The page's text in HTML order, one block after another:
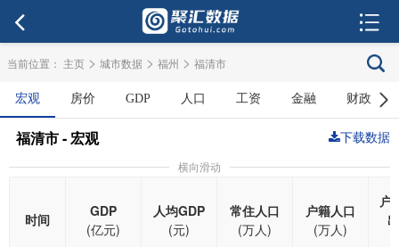
当前位置： 主页 > 城市数据 > 福州 > 福清市
宏观 房价 GDP 人口 工资 金融 财政
福清市 - 宏观 下载数据
横向滑动
时间
GDP
(亿元)
人均GDP
(元)
常住人口
(万人)
户籍人口
(万人)
户